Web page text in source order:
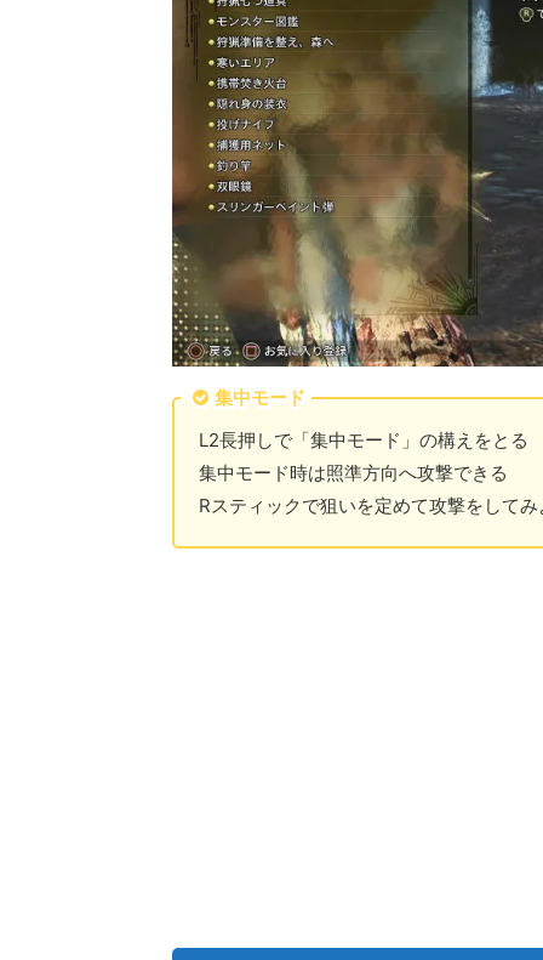
集中モード
L2長押しで「集中モード」の構えをとる
集中モード時は照準方向へ攻撃できる
Rスティックで狙いを定めて攻撃をしてみ